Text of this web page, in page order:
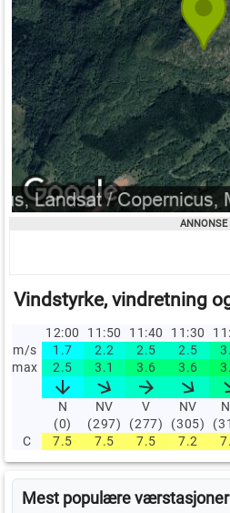
Vindstyrke, vindretning
12:00 11:50 11:40 11:30
m/s
1.7 2.2 2.5 2.5
max
2.5 3.1 3.6 3.6
N
(0)
NV
(297)
V
(277)
NV
(305)
C
7.5 7.5 7.5 7.2
Mest populære